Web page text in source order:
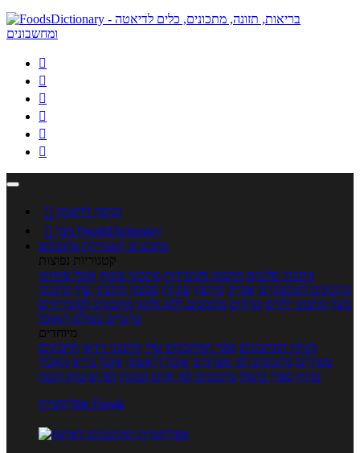






 כניסה לחשבון

מנוי FoodsDictionary
מתכונים קטגוריות מתכונים
קטגוריות נפוצות
מתכוני סלטים מתכוני פשטידות מתכוני עוגות אוכל צמחוני
מתכונים לטבעוניים אפייה מוקפץ עוגיות פסטה מתכוני עוף מתכוני
בשר מתכוני ילדים מרקים מתכונים ללא גלוטן מתכונים לסוכרתיים
טרנדים בעולם האוכל
מיוחדים
מנתח המתכונים ספר המתכונים שלי מתכוני וידאו מתכונים
עשירים מתכונים לפי מצרכים אוכל דיאטטי אוכל בריא מאכלי
עדות ספרי בישול מתכונים לפי חגים ועונות לפי שיטות הכנה
אפליקציית Foods